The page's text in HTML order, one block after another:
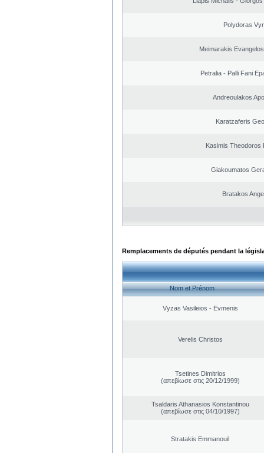
Polydoras
Meimarakis
Petralia - Palli Fani
Andreoulakos
Karatzaferis
Kasimis Theodoros
Giakoumatos
Bratakos
Remplacements de députés pendant la
Nom et Prénom
Vyzas Vasileios - Evmenis
Verelis Christos
Tsetines Dimitrios
(απεβίωσε στις 20/12/1999)
Tsaldaris Athanasios Konstantinou
(απεβίωσε στις 04/10/1997)
Stratakis Emmanouil